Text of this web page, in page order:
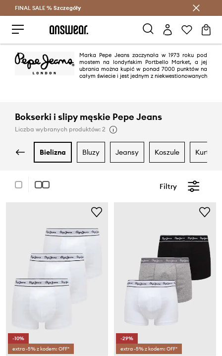
Oszczędzaj z Answear Club >
FINAL SALE % Szczegóły
Marka Pepe Jeans zaczynała w 1973 roku pod
mostem na londyńskim Portbello Market, a jej
ubrania można kupić w ponad 7000 punktów na
całym świecie i jest jednym z niekwestionowanych
Bokserki i slipy męskie Pepe Jeans
Liczba wybranych produktów: 2
bielizna bluzy jeansy koszule kurtki
Filtry
-10%
extra -5% z kodem: OFF*
-29%
extra -5% z kodem: OFF*